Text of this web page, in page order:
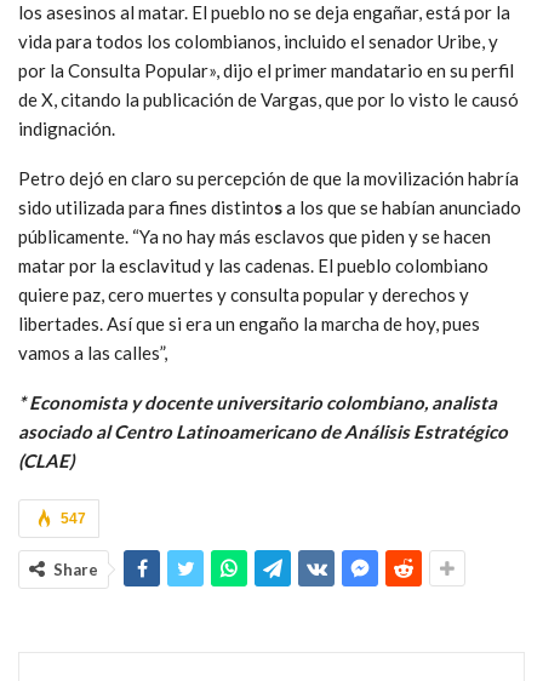
los asesinos al matar. El pueblo no se deja engañar, está por la
vida para todos los colombianos, incluido el senador Uribe, y
por la Consulta Popular», dijo el primer mandatario en su perfil
de X, citando la publicación de Vargas, que por lo visto le causó
indignación.
Petro dejó en claro su percepción de que la movilización habría
sido utilizada para fines distintosa los que se habían anunciado
públicamente. “Ya no hay más esclavos que piden y se hacen
matar por la esclavitud y las cadenas. El pueblo colombiano
quiere paz, cero muertes y consulta popular y derechos y
libertades. Así que si era un engaño la marcha de hoy, pues
vamos a las calles”,
* Economista y docente universitario colombiano, analista
asociado al Centro Latinoamericano de Análisis Estratégico
(CLAE)
547
Share